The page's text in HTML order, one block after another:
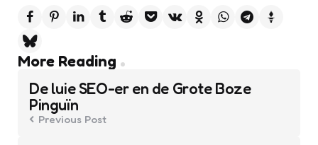
More Reading
Post
navigation
De luie SEO-er en de Grote Boze
Pinguïn
Previous Post